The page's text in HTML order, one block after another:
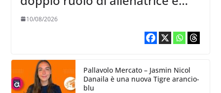
giocatrice
10/08/2026
Pallavolo Mercato – Jasmin Nicol
Danaila è una nuova Tigre arancio-
blu